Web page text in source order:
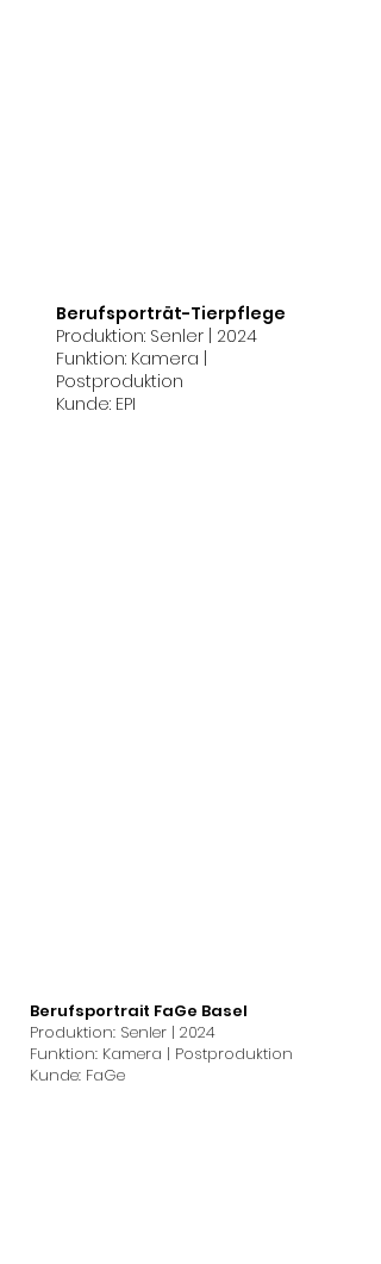
Berufsporträt-Tierpflege
Produktion: Senler | 2024
Funktion: Kamera |
Postproduktion
Kunde: EPI
Berufsportrait FaGe Basel
Produktion: Senler | 2024
Funktion: Kamera | Postproduktion
Kunde: FaGe